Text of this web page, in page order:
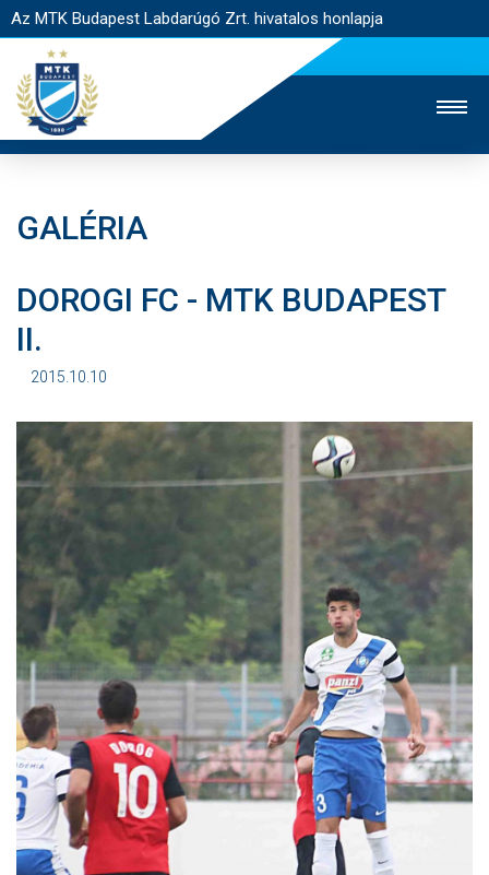
Az MTK Budapest Labdarúgó Zrt. hivatalos honlapja
JEGYÉRTÉKESÍTÉS
WEBSHOP
STADION
HÍREK
CSAPATOK
MÉRKŐZÉSEK
KLUB
GALÉRIA
SZURKOLÓI ÉLMÉNYEK
AKKREDITÁCIÓ
GALÉRIA
DOROGI FC - MTK BUDAPEST
II.
2015.10.10